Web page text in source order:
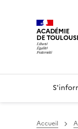
ACADÉMIE
DE
Accueil